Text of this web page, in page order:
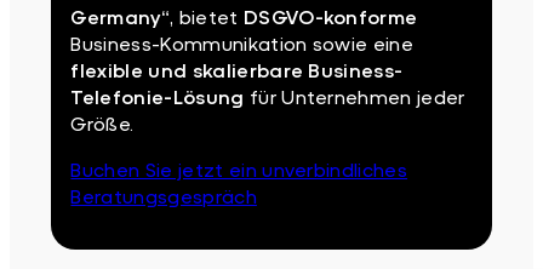
Germany“, bietet DSGVO-konforme
Business-Kommunikation sowie eine
flexible und skalierbare Business-
Telefonie-Lösung für Unternehmen jeder
Größe.
Buchen Sie jetzt ein unverbindliches
Beratungsgespräch